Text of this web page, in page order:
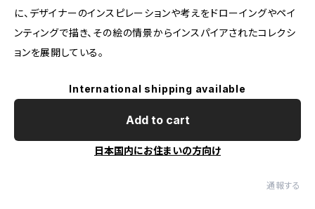
に、デザイナーのインスピレーションや考えをドローイングやペイ
ンティングで描き、その絵の情景からインスパイアされたコレクシ
ョンを展開している。
International shipping available
Add to cart
日本国内にお住まいの方向け
通報する